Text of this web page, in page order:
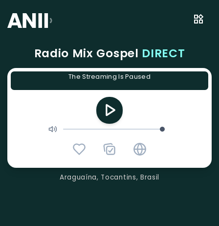
Radio Mix Gospel DIRECT
The Streaming Is Paused
Araguaína, Tocantins, Brasil